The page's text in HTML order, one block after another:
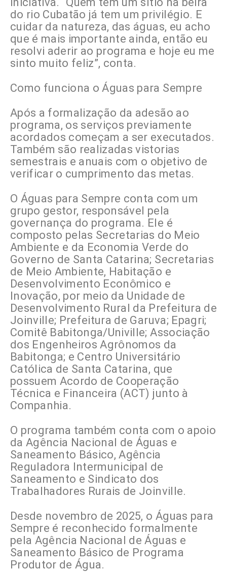
do rio Cubatão já tem um privilégio. E
cuidar da natureza, das águas, eu acho
que é mais importante ainda, então eu
resolvi aderir ao programa e hoje eu me
sinto muito feliz”, conta.
Como funciona o Águas para Sempre
Após a formalização da adesão ao
programa, os serviços previamente
acordados começam a ser executados.
Também são realizadas vistorias
semestrais e anuais com o objetivo de
verificar o cumprimento das metas.
O Águas para Sempre conta com um
grupo gestor, responsável pela
governança do programa. Ele é
composto pelas Secretarias do Meio
Ambiente e da Economia Verde do
Governo de Santa Catarina; Secretarias
de Meio Ambiente, Habitação e
Desenvolvimento Econômico e
Inovação, por meio da Unidade de
Desenvolvimento Rural da Prefeitura de
Joinville; Prefeitura de Garuva; Epagri;
Comitê Babitonga/Univille; Associação
dos Engenheiros Agrônomos da
Babitonga; e Centro Universitário
Católica de Santa Catarina, que
possuem Acordo de Cooperação
Técnica e Financeira (ACT) junto à
Companhia.
O programa também conta com o apoio
da Agência Nacional de Águas e
Saneamento Básico, Agência
Reguladora Intermunicipal de
Saneamento e Sindicato dos
Trabalhadores Rurais de Joinville.
Desde novembro de 2025, o Águas para
Sempre é reconhecido formalmente
pela Agência Nacional de Águas e
Saneamento Básico de Programa
Produtor de Água.